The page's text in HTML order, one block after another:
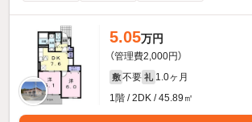
5.05万円
（管理費2,000円）
敷 不要 礼 1.0ヶ月
1階 / 2DK / 45.89㎡